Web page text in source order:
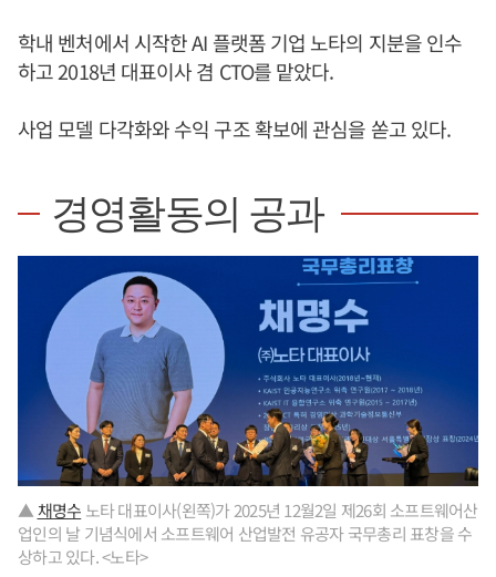
학내 벤처에서 시작한 AI 플랫폼 기업 노타의 지분을 인수
하고 2018년 대표이사 겸 CTO를 맡았다.
사업 모델 다각화와 수익 구조 확보에 관심을 쏟고 있다.
경영활동의 공과
▲채명수 노타 대표이사(왼쪽)가 2025년 12월2일 제26회 소프트웨어산
업인의 날 기념식에서 소프트웨어 산업발전 유공자 국무총리 표창을 수
상하고 있다. <노타>